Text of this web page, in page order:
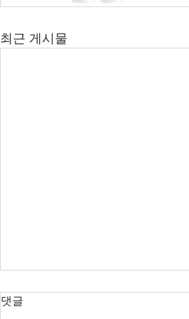
최근 게시물
2026년 7월 12-26일 주보입니
댓글